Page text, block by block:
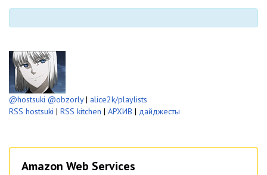
@hostsuki @obzorly| alice2k/playlists
RSS hostsuki | RSS kitchen | АРХИВ | дайджесты
Amazon Web Services